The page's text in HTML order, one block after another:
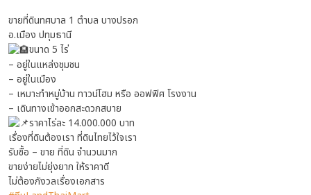
ขายที่ดินทศบาล 1 ตำบล บางปรอก
อ.เมือง ปทุมธานี
ขนาด 5 ไร่
– อยู่ในแหล่งชุมชน
– อยู่ในเมือง
– เหมาะทำหมู่บ้าน ทาวน์โฮม หรือ ออฟฟิศ โรงงาน
– เดินทางเข้าออกสะดวกสบาย
ราคาไร่ละ 14.000.000 บาท
เรื่องที่ดินต้องเรา ที่ดินไทยไว้ใจเรา
รับซื้อ – ขาย ที่ดิน จำนวนมาก
ขายง่ายไม่ยุ่งยาก ให้ราคาดี
ไม่ต้องกังวลเรื่องเอกสาร